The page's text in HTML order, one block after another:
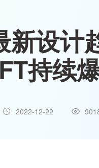
新设计
持续
2022-12-22